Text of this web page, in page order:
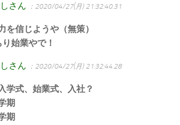
さん ：2020/04/27(月) 21:32:40.31
を信じようや（無策）
始業やで！
さん ：2020/04/27(月) 21:32:44.28
始業式、入社？
期
期